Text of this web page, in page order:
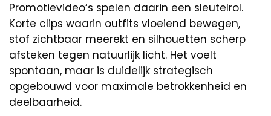
Promotievideo’s spelen daarin een sleutelrol.
Korte clips waarin outfits vloeiend bewegen,
stof zichtbaar meerekt en silhouetten scherp
afsteken tegen natuurlijk licht. Het voelt
spontaan, maar is duidelijk strategisch
opgebouwd voor maximale betrokkenheid en
deelbaarheid.